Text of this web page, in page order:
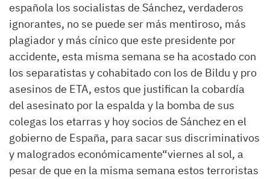
española los socialistas de Sánchez, verdaderos
ignorantes, no se puede ser más mentiroso, más
plagiadory más cínico que este presidente por
accidente, esta misma semana se ha acostado con
los separatistas ycohabitadocon los de Bildu y pro
asesinos de ETA, estos que justifican la cobardía
del asesinato por la espalda y la bomba de sus
colegas los etarras y hoy socios de Sánchez en el
gobierno de España, para sacar sus discriminativos
y malogrados económicamente“viernes al sol, a
pesar de que en la misma semana estos terroristas